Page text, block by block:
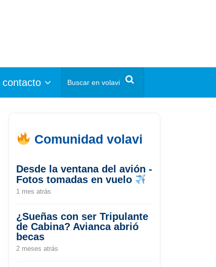
contacto
Comunidad volavi
Desde la ventana del avión -
Fotos tomadas en vuelo
1 mes atrás
¿Sueñas con ser Tripulante
de Cabina? Avianca abrió
becas
2 meses atrás